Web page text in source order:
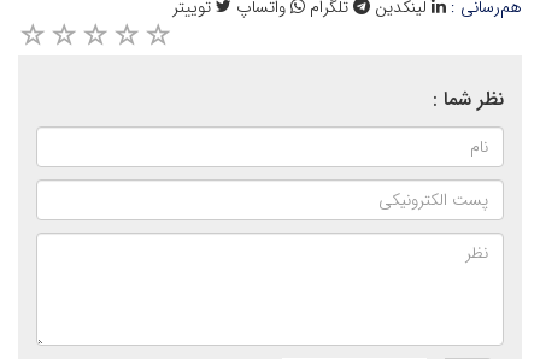
هم‌رسانی : لینکدین تلگرام واتساپ توییتر
نظر شما :